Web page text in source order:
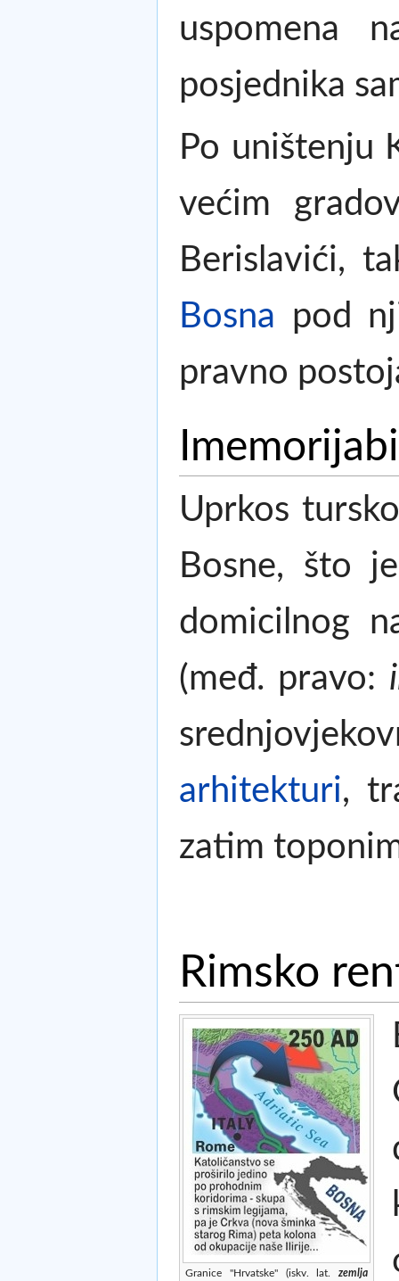
uspomena
posjednika
Po uništenju
većim
Berislavići,
Bosna pod
pravno
Uprkos
Bosne, što
domicilnog
(međ. pravo:
arhitekturi,
zatim
Rimsko
Granice "Hrvatske" (iskv. lat. zemlja